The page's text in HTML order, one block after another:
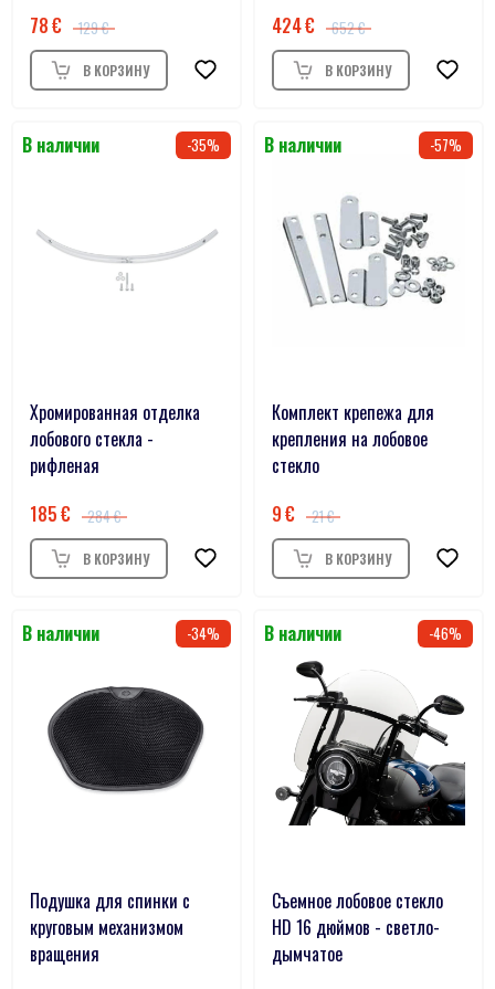
78
129 424 652
35
Хромированная отделка
лобового стекла -
рифленая
185
284
57
Комплект крепежа для
крепления на лобовое
стекло
9
21
34
Подушка для спинки с
круговым механизмом
вращения
46
Съемное лобовое стекло
HD 16 дюймов - светло-
дымчатое